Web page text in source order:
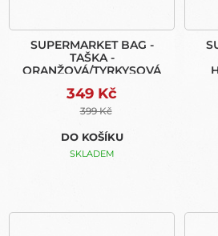
SUPERMARKET BAG -
TAŠKA -
ORANŽOVÁ/TYRKYSOVÁ
349 Kč
399 Kč
DO KOŠÍKU
SKLADEM